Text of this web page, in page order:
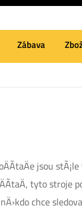
Zábava
jsou stÃ¡le
tyto stroje
chce